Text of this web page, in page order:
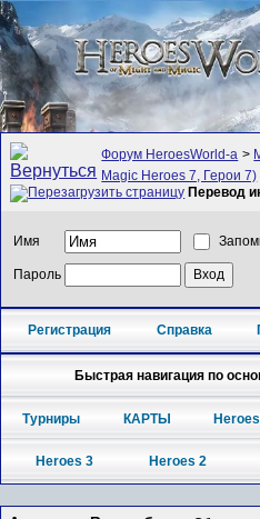
Форум HeroesWorld-а >
Magic Heroes 7, Герои 7)
Перевод
Имя
Пароль
Регистрация Справка
Быстрая навигация по
Турниры КАРТЫ
Heroes 3 Heroes 2